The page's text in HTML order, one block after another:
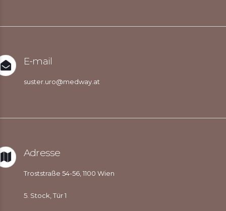
E-mail
suster.uro@medway.at
Adresse
Troststraße 54-56, 1100 Wien
5. Stock, Tür 1